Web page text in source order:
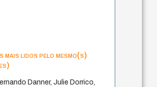
lidos pelo mesmo(s)
Danner, Julie Dorrico,